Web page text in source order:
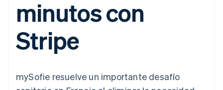
Authorization
Boost
Optimizaciones
Link
Proceso de
Automatización
contable
de datos
Gestión del dinero
Plataformas
SaaS
Empresas de IA
Gestionar
suscripciones
Ofrecer cobro por
Emitir tarjetas
respaldadas por
servicios con agentes
Hoja de ruta del
Conferencia anual
Sessions
Stripe Press
minutos con
Stripe
mySofie resuelve un importante desafío